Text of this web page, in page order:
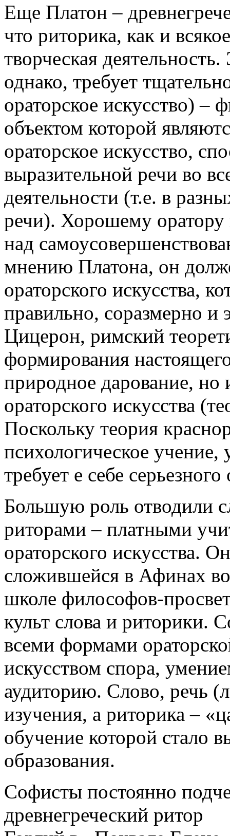
Еще Платон –
что риторика, как и
творческая
однако, требует
ораторское искусство) –
объектом которой
ораторское искусство,
выразительной речи во
деятельности (т.е. в
речи). Хорошему оратору
над
мнению Платона, он
ораторского искусства,
правильно, соразмерно и
Цицерон, римский
формирования
природное дарование, но
ораторского искусства
Поскольку теория
психологическое
требует е себе
Большую роль отводили
риторами – платными
ораторского искусства.
сложившейся в Афинах
школе философов-
культ слова и риторики.
всеми формами
искусством спора,
аудиторию. Слово, речь
изучения, а риторика –
обучение которой стало
образования.
Софисты постоянно
древнегреческий ритор